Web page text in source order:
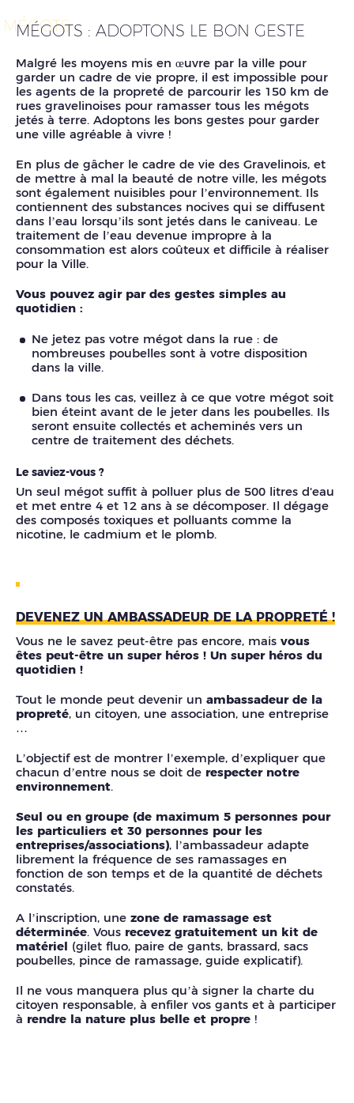
MÉGOTS
MÉGOTS : ADOPTONS LE BON GESTE
Malgré les moyens mis en œuvre par la ville pour
garder un cadre de vie propre, il est impossible pour
les agents de la propreté de parcourir les 150 km de
rues gravelinoises pour ramasser tous les mégots
jetés à terre. Adoptons les bons gestes pour garder
une ville agréable à vivre !
En plus de gâcher le cadre de vie des Gravelinois, et
de mettre à mal la beauté de notre ville, les mégots
sont également nuisibles pour l’environnement. Ils
contiennent des substances nocives qui se diffusent
dans l’eau lorsqu’ils sont jetés dans le caniveau. Le
traitement de l’eau devenue impropre à la
consommation est alors coûteux et difficile à réaliser
pour la Ville.
Vous pouvez agir par des gestes simples au
quotidien :
Ne jetez pas votre mégot dans la rue : de
nombreuses poubelles sont à votre disposition
dans la ville.
Dans tous les cas, veillez à ce que votre mégot soit
bien éteint avant de le jeter dans les poubelles. Ils
seront ensuite collectés et acheminés vers un
centre de traitement des déchets.
Le saviez-vous ?
Un seul mégot suffit à polluer plus de 500 litres d'eau
et met entre 4 et 12 ans à se décomposer. Il dégage
des composés toxiques et polluants comme la
nicotine, le cadmium et le plomb.
DEVENEZ UN AMBASSADEUR DE LA PROPRETÉ !
Vous ne le savez peut-être pas encore, mais vous
êtes peut-être un super héros ! Un super héros du
quotidien !
Tout le monde peut devenir un ambassadeur de la
propreté, un citoyen, une association, une entreprise
…
L’objectif est de montrer l’exemple, d’expliquer que
chacun d’entre nous se doit de respecter notre
environnement.
Seul ou en groupe (de maximum 5 personnes pour
les particuliers et 30 personnes pour les
entreprises/associations), l’ambassadeur adapte
librement la fréquence de ses ramassages en
fonction de son temps et de la quantité de déchets
constatés.
A l’inscription, une zone de ramassage est
déterminée. Vous recevez gratuitement un kit de
matériel (gilet fluo, paire de gants, brassard, sacs
poubelles, pince de ramassage, guide explicatif).
Il ne vous manquera plus qu’à signer la charte du
citoyen responsable, à enfiler vos gants et à participer
à rendre la nature plus belle et propre !